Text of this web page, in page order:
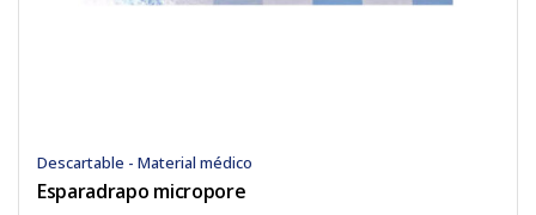
Descartable - Material médico
Esparadrapo micropore